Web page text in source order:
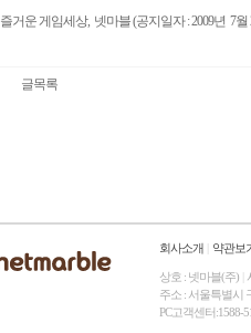
즐거운 게임세상, 넷마블(공지일자: 2009년 7월
글목록
회사소개 약관보
상호 : 넷마블(주)
주소 : 서울특별시
PC고객센터:1588-